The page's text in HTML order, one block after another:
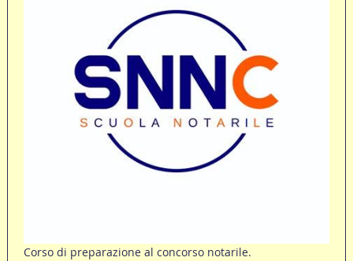
Corso di preparazione al concorso notarile.